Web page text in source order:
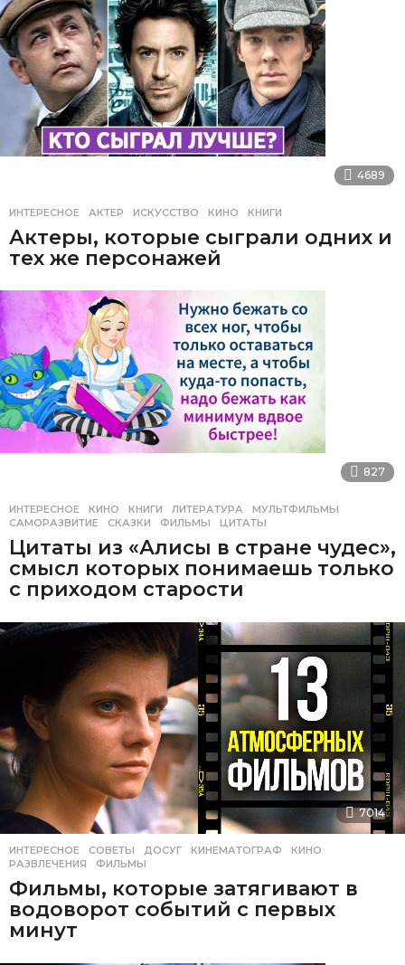
4689
ИНТЕРЕСНОЕ АКТЕР ,ИСКУССТВО ,КИНО ,КНИГИ
Актеры, которые сыграли одних и
тех же персонажей
827
ИНТЕРЕСНОЕ КИНО ,КНИГИ ,ЛИТЕРАТУРА ,МУЛЬТФИЛЬМЫ
САМОРАЗВИТИЕ
,СКАЗКИ ,ФИЛЬМЫ ,ЦИТАТЫ
Цитаты из «Алисы в стране чудес»,
смысл которых понимаешь только
с приходом старости
7014
ИНТЕРЕСНОЕ ,СОВЕТЫ ДОСУГ ,КИНЕМАТОГРАФ ,КИНО
РАЗВЛЕЧЕНИЯ
,ФИЛЬМЫ
Фильмы, которые затягивают в
водоворот событий с первых
минут